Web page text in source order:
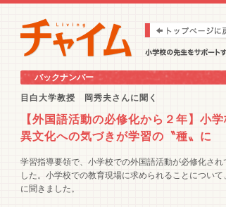
バックナンバー
目白大学教授 岡秀夫さんに聞く
【外国語活動の必修化から２年】小
異文化への気づきが学習の〝種〟に
学習指導要領で、小学校での外国語活動が必修化さ
した。小学校での教育現場に求められることについ
に聞きました。